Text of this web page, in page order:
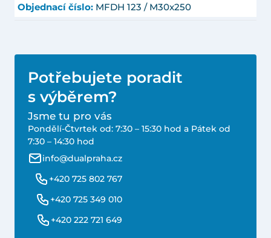
Objednací číslo: MFDH 123 / M30x250
Potřebujete poradit
s výběrem?
Jsme tu pro vás
Pondělí-Čtvrtek od: 7:30 – 15:30 hod a Pátek od
7:30 – 14:30 hod
info@dualpraha.cz
+420 725 802 767
+420 725 349 010
+420 222 721 649